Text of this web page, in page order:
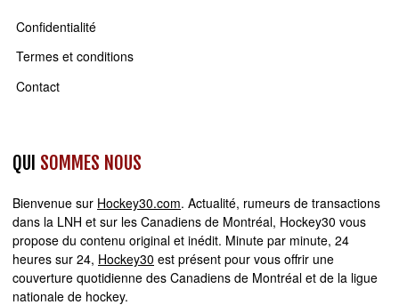
Confidentialité
Termes et conditions
Contact
QUI SOMMES NOUS
Bienvenue sur Hockey30.com. Actualité, rumeurs de transactions
dans la LNH et sur les Canadiens de Montréal, Hockey30 vous
propose du contenu original et inédit. Minute par minute, 24
heures sur 24, Hockey30 est présent pour vous offrir une
couverture quotidienne des Canadiens de Montréal et de la ligue
nationale de hockey.